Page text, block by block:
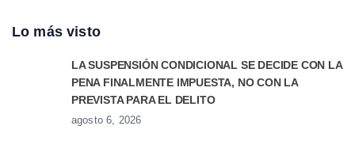
Lo más visto
LA SUSPENSIÓN CONDICIONAL SE DECIDE CON LA
PENA FINALMENTE IMPUESTA, NO CON LA
PREVISTA PARA EL DELITO
agosto 6, 2026